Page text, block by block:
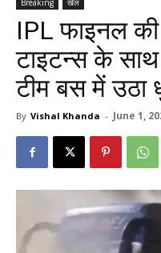
Breaking खेल
IPL फाइनल की
टाइटन्स के साथ
टीम बस में
By Vishal Khanda - June 1,